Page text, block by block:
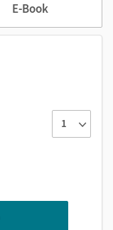
E-Book